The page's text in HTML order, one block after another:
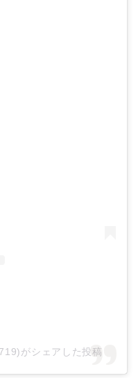
がシェアした投稿